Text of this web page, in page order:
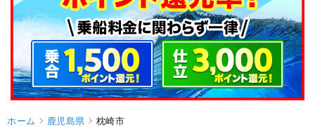
ホーム 鹿児島県 枕崎市